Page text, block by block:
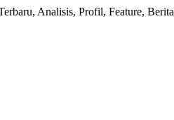
Analisis, Profil, Feature,